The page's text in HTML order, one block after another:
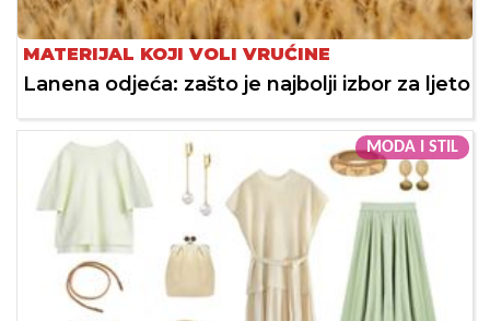
MATERIJAL KOJI VOLI VRUĆINE
Lanena odjeća: zašto je najbolji izbor za ljeto
MODA I STIL